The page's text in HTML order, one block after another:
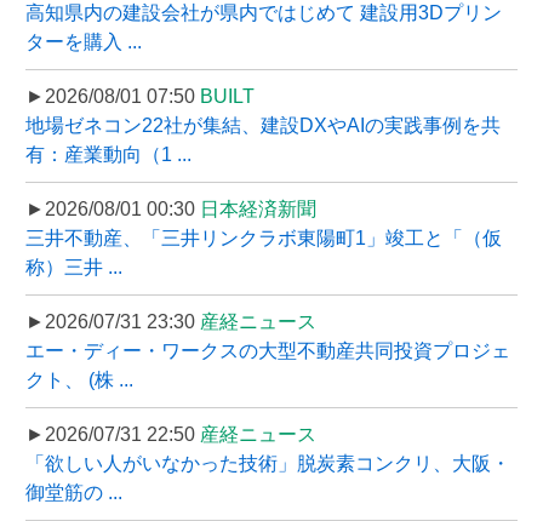
高知県内の建設会社が県内ではじめて 建設用3Dプリン
ターを購入 ...
►2026/08/01 07:50 BUILT
地場ゼネコン22社が集結、建設DXやAIの実践事例を共
有：産業動向（1 ...
►2026/08/01 00:30 日本経済新聞
三井不動産、「三井リンクラボ東陽町1」竣工と「（仮
称）三井 ...
►2026/07/31 23:30 産経ニュース
エー・ディー・ワークスの大型不動産共同投資プロジェ
クト、 (株 ...
►2026/07/31 22:50 産経ニュース
「欲しい人がいなかった技術」脱炭素コンクリ、大阪・
御堂筋の ...